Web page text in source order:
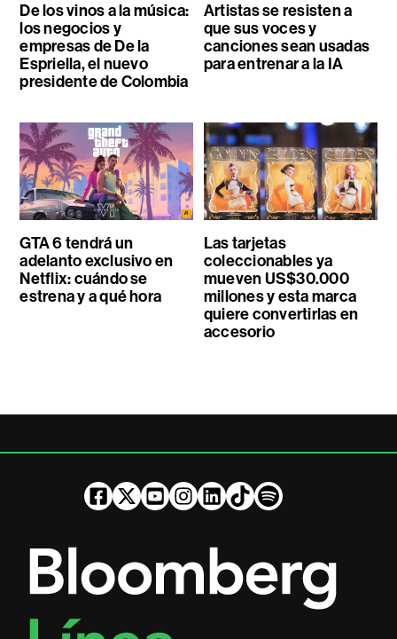
De los vinos a la música:
los negocios y
empresas de De la
Espriella, el nuevo
presidente de Colombia
Artistas se resisten a
que sus voces y
canciones sean usadas
para entrenar a la IA
GTA 6 tendrá un
adelanto exclusivo en
Netflix: cuándo se
estrena y a qué hora
Las tarjetas
coleccionables ya
mueven US$30.000
millones y esta marca
quiere convertirlas en
accesorio